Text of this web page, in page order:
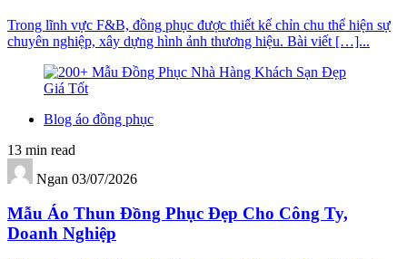
Trong lĩnh vực F&B, đồng phục được thiết kế chỉn chu thể hiện sự
chuyên nghiệp, xây dựng hình ảnh thương hiệu. Bài viết […]...
Blog áo đồng phục
13 min read
Ngan 03/07/2026
Mẫu Áo Thun Đồng Phục Đẹp Cho Công Ty,
Doanh Nghiệp